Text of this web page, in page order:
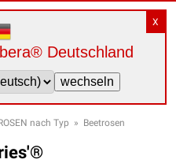
X
Deutschland
nach Typ » Beetrosen